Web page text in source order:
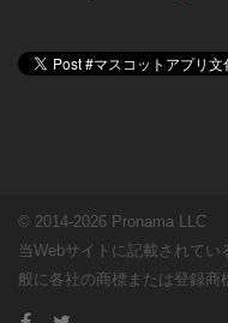
© 2014-2026 Pronama LLC
当Webサイトに記載されて
般に各社の商標または登録商